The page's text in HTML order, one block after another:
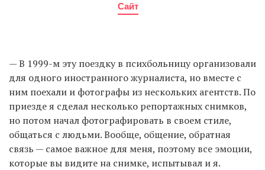
Сайт
— В 1999-м эту поездку в психбольницу организовали
для одного иностранного журналиста, но вместе с
ним поехали и фотографы из нескольких агентств. По
приезде я сделал несколько репортажных снимков,
но потом начал фотографировать в своем стиле,
общаться с людьми. Вообще, общение, обратная
связь — самое важное для меня, поэтому все эмоции,
которые вы видите на снимке, испытывал и я.